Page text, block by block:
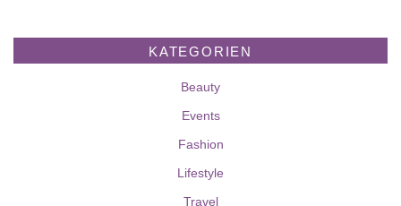
KATEGORIEN
Beauty
Events
Fashion
Lifestyle
Travel